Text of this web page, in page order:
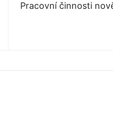
Pracovní činnosti